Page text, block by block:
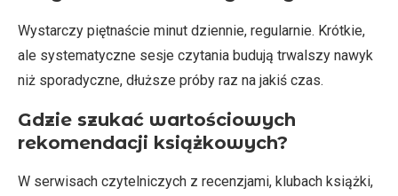
Wystarczy piętnaście minut dziennie, regularnie. Krótkie,
ale systematyczne sesje czytania budują trwalszy nawyk
niż sporadyczne, dłuższe próby raz na jakiś czas.
Gdzie szukać wartościowych
rekomendacji książkowych?
W serwisach czytelniczych z recenzjami, klubach książki,